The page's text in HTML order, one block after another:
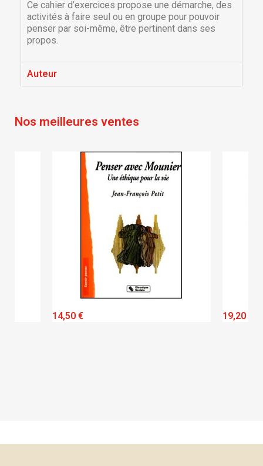
Ajouter à ma liste d'envies
Créer une nouvelle liste
Créer une liste d'envies ×
Nom de la liste d'envies
Créer une liste d'envies
Connexion ×
Vous devez être connecté pour ajouter des produits
Annuler Connexion
Ce cahier d’exercices propose une démarche, des
activités à faire seul ou en groupe pour pouvoir
penser par soi-même, être pertinent dans ses
propos.
Auteur
Nos meilleures ventes
14,50 € 19,20 €